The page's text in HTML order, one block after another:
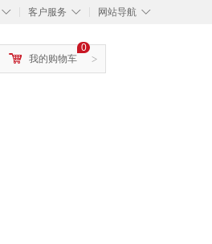
◇ ◇
客户服务 ◇
网站导航
>
0
我的购物车